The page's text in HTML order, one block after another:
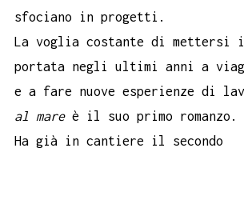
sfociano in progetti.
La voglia costante di mettersi
portata negli ultimi anni a
e a fare nuove esperienze di
al mareè il suo primo romanzo.
Ha già in cantiere il secondo